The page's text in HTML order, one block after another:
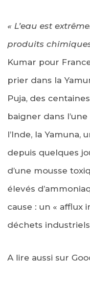
« L’eau est
produits
Kumar pour
prier dans la
Puja, des
baigner dans
l’Inde, la Yamuna,
depuis quelques
d’une mousse
élevés
cause : un « afflux
déchets
A lire aussi sur